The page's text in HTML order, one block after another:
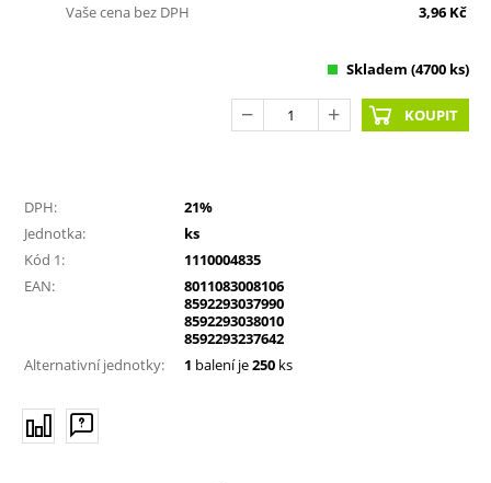
Vaše cena bez DPH 3,96 Kč
Skladem (4700 ks)
KOUPIT
DPH:
21%
Jednotka:
ks
Kód 1:
1110004835
EAN:
8011083008106
8592293037990
8592293038010
8592293237642
Alternativní jednotky:
1 balení je250 ks